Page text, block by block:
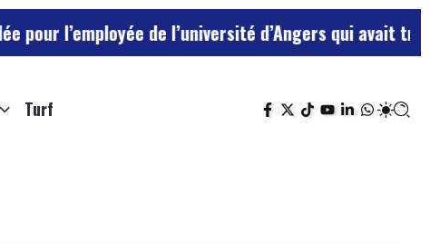
de l’université d’Angers qui avait traité ses
Turf